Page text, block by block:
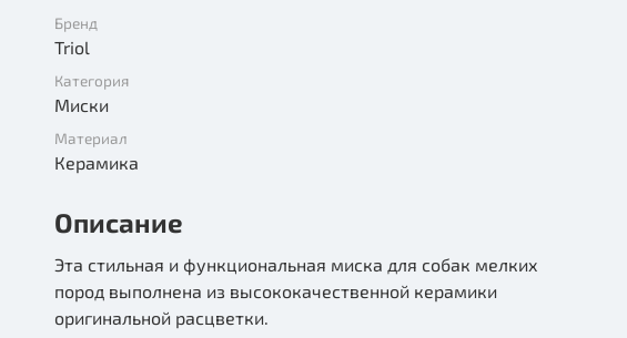
Бренд
Triol
Категория
Миски
Материал
Керамика
Описание
Эта стильная и функциональная миска для собак мелких
пород выполнена из высококачественной керамики
оригинальной расцветки.